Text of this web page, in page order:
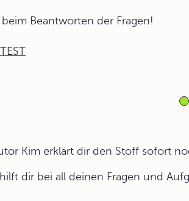
beim Beantworten der Fragen!
Kim erklärt dir den Stoff sofort
dir bei all deinen Fragen und